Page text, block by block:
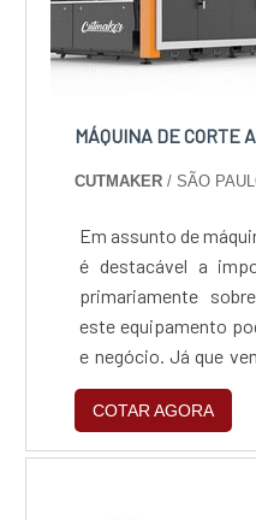
MÁQUINA DE CORTE
CUTMAKER/ SÃO
Em assunto de
é destacável a
primariamente
este equipamento
e negócio. Já que
cortes térmicos, o
processo de corte
consumidor
COTAR AGORA